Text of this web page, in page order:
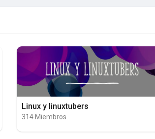
Linux y linuxtubers
314 Miembros